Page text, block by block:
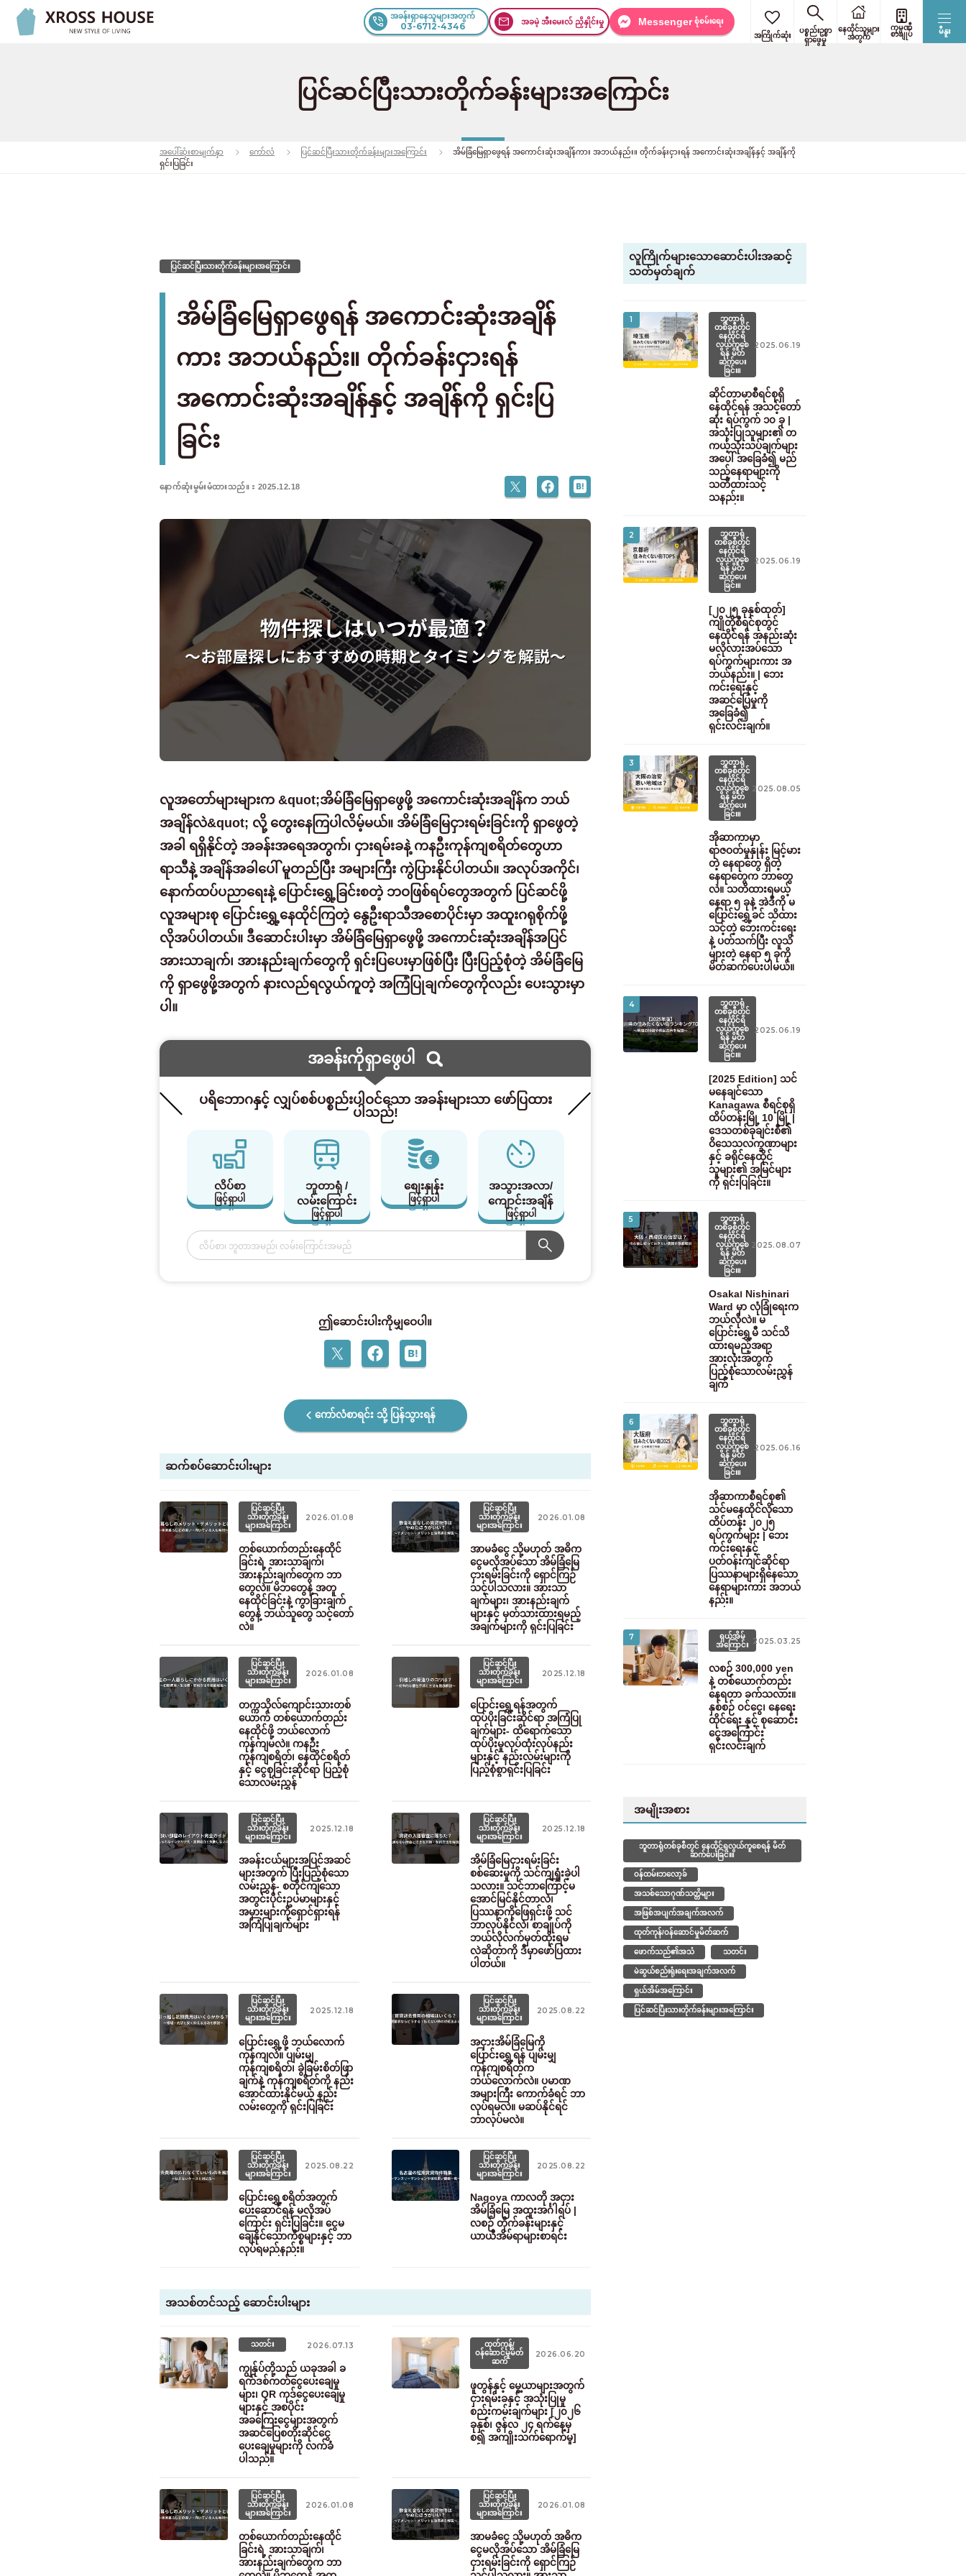
မီနူး
အခန်းရှာနေသူများအတွက်
03-6712-4346 အခမဲ့ အီးမေးလ် ညှိနှိုင်းမှု Messenger စုံစမ်းရေး
အကြိုက်ဆုံး
ပစ္စည်းဥစ္စာ
ရှာဖွေမှု
နေထိုင်သူများ
အတွက်
ကုမ္ပဏီ
စာချုပ်
ပြင်ဆင်ပြီးသားတိုက်ခန်းများအကြောင်း
အပေါ်ဆုံးစာမျက်နှာ ကော်လံ ပြင်ဆင်ပြီးသားတိုက်ခန်းများအကြောင်း
အိမ်ခြံမြေရှာဖွေရန် အကောင်းဆုံးအချိန်ကား အဘယ်နည်း။ တိုက်ခန်းငှားရန် အကောင်းဆုံးအချိန်နှင့် အချိန်ကို
ရှင်းပြခြင်း
ပြင်ဆင်ပြီးသားတိုက်ခန်းများအကြောင်း
အိမ်ခြံမြေရှာဖွေရန် အကောင်းဆုံးအချိန်
ကား အဘယ်နည်း။ တိုက်ခန်းငှားရန်
အကောင်းဆုံးအချိန်နှင့် အချိန်ကို ရှင်းပြ
ခြင်း
နောက်ဆုံးမွမ်းမံထားသည်။：2025.12.18
လူအတော်များများက &quot;အိမ်ခြံမြေရှာဖွေဖို့ အကောင်းဆုံးအချိန်က ဘယ်
အချိန်လဲ&quot; လို့ တွေးနေကြပါလိမ့်မယ်။ အိမ်ခြံမြေငှားရမ်းခြင်းကို ရှာဖွေတဲ့
အခါ ရရှိနိုင်တဲ့ အခန်းအရေအတွက်၊ ငှားရမ်းခနဲ့ ကနဦးကုန်ကျစရိတ်တွေဟာ
ရာသီနဲ့ အချိန်အခါပေါ် မူတည်ပြီး အများကြီး ကွဲပြားနိုင်ပါတယ်။ အလုပ်အကိုင်၊
နောက်ထပ်ပညာရေးနဲ့ ပြောင်းရွှေ့ခြင်းစတဲ့ ဘဝဖြစ်ရပ်တွေအတွက် ပြင်ဆင်ဖို့
လူအများစု ပြောင်းရွှေ့နေထိုင်ကြတဲ့ နွေဦးရာသီအစောပိုင်းမှာ အထူးဂရုစိုက်ဖို့
လိုအပ်ပါတယ်။ ဒီဆောင်းပါးမှာ အိမ်ခြံမြေရှာဖွေဖို့ အကောင်းဆုံးအချိန်အပြင်
အားသာချက်၊ အားနည်းချက်တွေကို ရှင်းပြပေးမှာဖြစ်ပြီး ပြီးပြည့်စုံတဲ့ အိမ်ခြံမြေ
ကို ရှာဖွေဖို့အတွက် နားလည်ရလွယ်ကူတဲ့ အကြံပြုချက်တွေကိုလည်း ပေးသွားမှာ
ပါ။
အခန်းကိုရှာဖွေပါ
ပရိဘောဂနှင့် လျှပ်စစ်ပစ္စည်းပါဝင်သော အခန်းများသာ ဖော်ပြထား
ပါသည်!
လိပ်စာ
ဖြင့်ရှာပါ
ဘူတာရုံ /
လမ်းကြောင်း
ဖြင့်ရှာပါ
စျေးနှုန်း
ဖြင့်ရှာပါ
အသွားအလာ/
ကျောင်းအချိန်
ဖြင့်ရှာပါ
ဤဆောင်းပါးကိုမျှဝေပါ။
ကော်လံစာရင်း သို့ ပြန်သွားရန်
ဆက်စပ်ဆောင်းပါးများ
ပြင်ဆင်ပြီး
သားတိုက်ခန်း
များအကြောင်း
2026.01.08
တစ်ယောက်တည်းနေထိုင်
ခြင်းရဲ့ အားသာချက်၊
အားနည်းချက်တွေက ဘာ
တွေလဲ။ မိဘတွေနဲ့ အတူ
နေထိုင်ခြင်းနဲ့ ကွာခြားချက်
တွေနဲ့ ဘယ်သူတွေ သင့်တော်
လဲ။
ပြင်ဆင်ပြီး
သားတိုက်ခန်း
များအကြောင်း
2026.01.08
အာမခံငွေ သို့မဟုတ် အဓိက
ငွေမလိုအပ်သော အိမ်ခြံမြေ
ငှားရမ်းခြင်းကို ရှောင်ကြဉ်
သင့်ပါသလား။ အားသာ
ချက်များ၊ အားနည်းချက်
များနှင့် မှတ်သားထားရမည့်
အချက်များကို ရှင်းပြခြင်း
ပြင်ဆင်ပြီး
သားတိုက်ခန်း
များအကြောင်း
2026.01.08
တက္ကသိုလ်ကျောင်းသားတစ်
ယောက် တစ်ယောက်တည်း
နေထိုင်ဖို့ ဘယ်လောက်
ကုန်ကျမလဲ။ ကနဦး
ကုန်ကျစရိတ်၊ နေထိုင်စရိတ်
နှင့် ငွေစုခြင်းဆိုင်ရာ ပြည့်စုံ
သောလမ်းညွှန်
ပြင်ဆင်ပြီး
သားတိုက်ခန်း
များအကြောင်း
2025.12.18
ပြောင်းရွှေ့ရန်အတွက်
ထုပ်ပိုးခြင်းဆိုင်ရာ အကြံပြု
ချက်များ- ထိရောက်သော
ထုပ်ပိုးမှုလုပ်ထုံးလုပ်နည်း
များနှင့် နည်းလမ်းများကို
ပြည့်စုံစွာရှင်းပြခြင်း
ပြင်ဆင်ပြီး
သားတိုက်ခန်း
များအကြောင်း
2025.12.18
အခန်းငယ်များအပြင်အဆင်
များအတွက် ပြီးပြည့်စုံသော
လမ်းညွှန်- စတိုင်ကျသော
အတွင်းပိုင်းဥပမာများနှင့်
အမှားများကိုရှောင်ရှားရန်
အကြံပြုချက်များ
ပြင်ဆင်ပြီး
သားတိုက်ခန်း
များအကြောင်း
2025.12.18
အိမ်ခြံမြေငှားရမ်းခြင်း
စစ်ဆေးမှုကို သင်ကျရှုံးခဲ့ပါ
သလား။ သင်ဘာကြောင့်မ
အောင်မြင်နိုင်တာလဲ၊
ပြဿနာကိုဖြေရှင်းဖို့ သင်
ဘာလုပ်နိုင်လဲ၊ စာချုပ်ကို
ဘယ်လိုလက်မှတ်ထိုးရမ
လဲဆိုတာကို ဒီမှာဖော်ပြထား
ပါတယ်။
ပြင်ဆင်ပြီး
သားတိုက်ခန်း
များအကြောင်း
2025.12.18
ပြောင်းရွှေ့ဖို့ ဘယ်လောက်
ကုန်ကျလဲ။ ပျမ်းမျှ
ကုန်ကျစရိတ်၊ ခွဲခြမ်းစိတ်ဖြာ
ချက်နဲ့ ကုန်ကျစရိတ်ကို နည်း
အောင်ထားနိုင်မယ့် နည်း
လမ်းတွေကို ရှင်းပြခြင်း
ပြင်ဆင်ပြီး
သားတိုက်ခန်း
များအကြောင်း
2025.08.22
အငှားအိမ်ခြံမြေကို
ပြောင်းရွှေ့ရန် ပျမ်းမျှ
ကုန်ကျစရိတ်က
ဘယ်လောက်လဲ။ ပမာဏ
အများကြီး ကောက်ခံရင် ဘာ
လုပ်ရမလဲ။ မဆပ်နိုင်ရင်
ဘာလုပ်မလဲ။
ပြင်ဆင်ပြီး
သားတိုက်ခန်း
များအကြောင်း
2025.08.22
ပြောင်းရွှေ့စရိတ်အတွက်
ပေးဆောင်ရန် မလိုအပ်
ကြောင်း ရှင်းပြခြင်း။ ငွေမ
ချေနိုင်သောကိစ္စများနှင့် ဘာ
လုပ်ရမည်နည်း။
ပြင်ဆင်ပြီး
သားတိုက်ခန်း
များအကြောင်း
2025.08.22
Nagoya ကာလတို အငှား
အိမ်ခြံမြေ အထူးအင်္ဂါရပ် |
လစဉ် တိုက်ခန်းများနှင့်
ယာယီအိမ်ရာများစာရင်း
အသစ်တင်သည့် ဆောင်းပါးများ
သတင်း 2026.07.13
ကျွန်ုပ်တို့သည် ယခုအခါ ခ
ရက်ဒစ်ကတ်ငွေပေးချေမှု
များ၊ QR ကုဒ်ငွေပေးချေမှု
များနှင့် အစပိုင်း
အခကြေးငွေများအတွက်
အဆင်ပြေစတိုးဆိုင်ငွေ
ပေးချေမှုများကို လက်ခံ
ပါသည်။
ထုတ်ကုန်/
ဝန်ဆောင်မှုမိတ်
ဆက်
2026.06.20
ဖူတွန်နှင့် မွေ့ယာများအတွက်
ငှားရမ်းခနှင့် အသုံးပြုမှု
စည်းကမ်းချက်များ [၂၀၂၆
ခုနှစ်၊ ဇွန်လ ၂၄ ရက်နေ့မှ
စ၍ အကျိုးသက်ရောက်မှု]
ပြင်ဆင်ပြီး
သားတိုက်ခန်း
များအကြောင်း
2026.01.08
တစ်ယောက်တည်းနေထိုင်
ခြင်းရဲ့ အားသာချက်၊
အားနည်းချက်တွေက ဘာ
ပြင်ဆင်ပြီး
သားတိုက်ခန်း
များအကြောင်း
2026.01.08
အာမခံငွေ သို့မဟုတ် အဓိက
ငွေမလိုအပ်သော အိမ်ခြံမြေ
ငှားရမ်းခြင်းကို ရှောင်ကြဉ်
လူကြိုက်များသောဆောင်းပါးအဆင့်
သတ်မှတ်ချက်
1
ဘူတာရုံ
တစ်ခုစီတွင်
နေထိုင်ရ
လွယ်ကူစေ
ရန် မိတ်
ဆက်ပေး
ခြင်း။
2025.06.19
ဆိုင်တာမာစီရင်စုရှိ
နေထိုင်ရန် အသင့်တော်
ဆုံး ရပ်ကွက် ၁၀ ခု |
အသုံးပြုသူများ၏ တ
ကယ့်သုံးသပ်ချက်များ
အပေါ် အခြေခံ၍ မည်
သည့်နေရာများကို
သတိထားသင့်
သနည်း။
2
ဘူတာရုံ
တစ်ခုစီတွင်
နေထိုင်ရ
လွယ်ကူစေ
ရန် မိတ်
ဆက်ပေး
ခြင်း။
2025.06.19
[၂၀၂၅ ခုနှစ်ထုတ်]
ကျိုတိုစီရင်စုတွင်
နေထိုင်ရန် အနည်းဆုံး
မလိုလားအပ်သော
ရပ်ကွက်များကား အ
ဘယ်နည်း။ | ဘေး
ကင်းရေးနှင့်
အဆင်ပြေမှုကို
အခြေခံ၍
ရှင်းလင်းချက်။
3
ဘူတာရုံ
တစ်ခုစီတွင်
နေထိုင်ရ
လွယ်ကူစေ
ရန် မိတ်
ဆက်ပေး
ခြင်း။
2025.08.05
အိုဆာကာမှာ
ရာဇဝတ်မှုနှုန်း မြင့်မား
တဲ့ နေရာတွေ ရှိတဲ့
နေရာတွေက ဘာတွေ
လဲ။ သတိထားရမယ့်
နေရာ ၅ ခုနဲ့ အဲဒီကို မ
ပြောင်းရွှေ့ခင် သိထား
သင့်တဲ့ ဘေးကင်းရေး
နဲ့ ပတ်သက်ပြီး လူသိ
များတဲ့ နေရာ ၅ ခုကို
မိတ်ဆက်ပေးပါမယ်။
4
ဘူတာရုံ
တစ်ခုစီတွင်
နေထိုင်ရ
လွယ်ကူစေ
ရန် မိတ်
ဆက်ပေး
ခြင်း။
2025.06.19
[2025 Edition] သင်
မနေချင်သော
Kanagawa စီရင်စုရှိ
ထိပ်တန်းမြို့ 10 မြို့ |
ဒေသတစ်ခုချင်းစီ၏
ဝိသေသလက္ခဏာများ
နှင့် ခရိုင်နေထိုင်
သူများ၏ အမြင်များ
ကို ရှင်းပြခြင်း။
5
ဘူတာရုံ
တစ်ခုစီတွင်
နေထိုင်ရ
လွယ်ကူစေ
ရန် မိတ်
ဆက်ပေး
ခြင်း။
2025.08.07
Osaka၊ Nishinari
Ward မှာ လုံခြုံရေးက
ဘယ်လိုလဲ။ မ
ပြောင်းရွှေ့မီ သင်သိ
ထားရမည့်အရာ
အားလုံးအတွက်
ပြည့်စုံသောလမ်းညွှန်
ချက်
6
ဘူတာရုံ
တစ်ခုစီတွင်
နေထိုင်ရ
လွယ်ကူစေ
ရန် မိတ်
ဆက်ပေး
ခြင်း။
2025.06.16
အိုဆာကာစီရင်စု၏
သင်မနေထိုင်လိုသော
ထိပ်တန်း ၂၀၂၅
ရပ်ကွက်များ | ဘေး
ကင်းရေးနှင့်
ပတ်ဝန်းကျင်ဆိုင်ရာ
ပြဿနာများရှိနေသော
နေရာများကား အဘယ်
နည်း။
7
ရှယ်အိမ်
အကြောင်း 2025.03.25
လစဉ် 300,000 yen
နဲ့ တစ်ယောက်တည်း
နေရတာ ခက်သလား။
နှစ်စဉ် ၀င်ငွေ၊ နေရေး
ထိုင်ရေး နှင့် စုဆောင်း
ငွေအကြောင်း
ရှင်းလင်းချက်
အမျိုးအစား
ဘူတာရုံတစ်ခုစီတွင် နေထိုင်ရလွယ်ကူစေရန် မိတ်
ဆက်ပေးခြင်း။
ဝန်ထမ်းဘလော့ခ်
အသစ်သောဂုဏ်သတ္တိများ
အဖြစ်အပျက်အချက်အလက်
ထုတ်ကုန်/ဝန်ဆောင်မှုမိတ်ဆက်
ဖောက်သည်၏အသံ သတင်း
မဲဆွယ်စည်းရုံးရေးအချက်အလက်
ရှယ်အိမ်အကြောင်း
ပြင်ဆင်ပြီးသားတိုက်ခန်းများအကြောင်း